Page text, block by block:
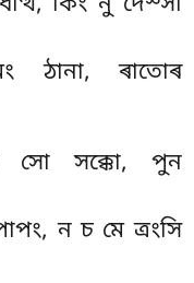
ঠানা, ৰাতোৰ
সো সক্কো, পুন
ন চ মে ত্ৰংসি